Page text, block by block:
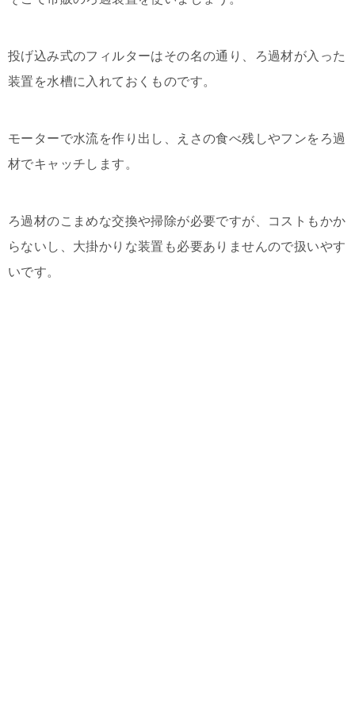
投げ込み式のフィルターはその名の通り、ろ過材が入った
装置を水槽に入れておくものです。
モーターで水流を作り出し、えさの食べ残しやフンをろ過
材でキャッチします。
ろ過材のこまめな交換や掃除が必要ですが、コストもかか
らないし、大掛かりな装置も必要ありませんので扱いやす
いです。